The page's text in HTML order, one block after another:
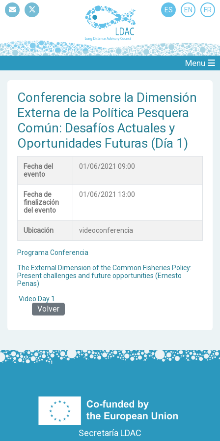
ES EN FR
Menu
Conferencia sobre la Dimensión
Externa de la Política Pesquera
Común: Desafíos Actuales y
Oportunidades Futuras (Día 1)
Programa Conferencia
The External Dimension of the Common Fisheries Policy:
Present challenges and future opportunities (Ernesto
Penas)
Video Day 1
Fecha del
evento
01/06/2021 09:00
Fecha de
finalización
del evento
01/06/2021 13:00
Ubicación videoconferencia
Volver
Secretaría LDAC